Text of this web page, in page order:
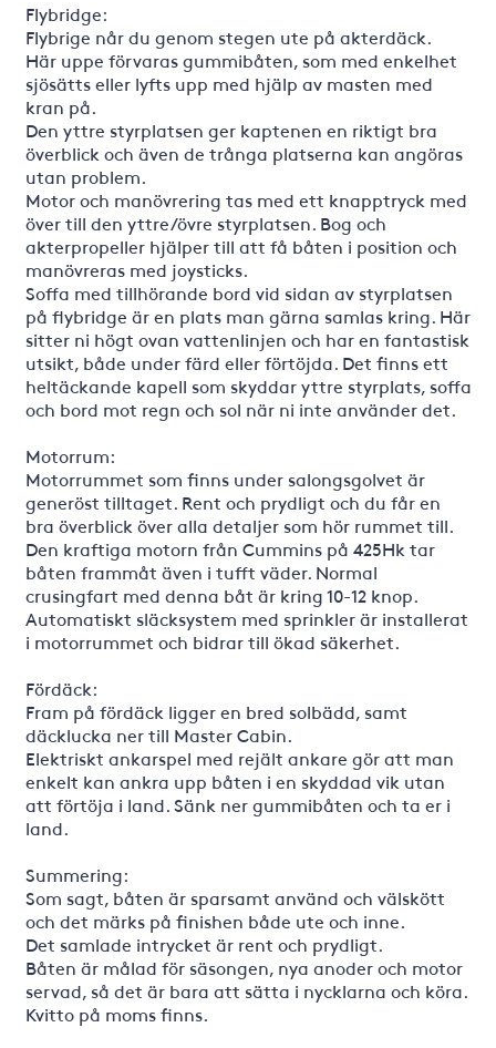
Flybridge:
Flybrige når du genom stegen ute på akterdäck.
Här uppe förvaras gummibåten, som med enkelhet
sjösätts eller lyfts upp med hjälp av masten med
kran på.
Den yttre styrplatsen ger kaptenen en riktigt bra
överblick och även de trånga platserna kan angöras
utan problem.
Motor och manövrering tas med ett knapptryck med
över till den yttre/övre styrplatsen. Bog och
akterpropeller hjälper till att få båten i position och
manövreras med joysticks.
Soffa med tillhörande bord vid sidan av styrplatsen
på flybridge är en plats man gärna samlas kring. Här
sitter ni högt ovan vattenlinjen och har en fantastisk
utsikt, både under färd eller förtöjda. Det finns ett
heltäckande kapell som skyddar yttre styrplats, soffa
och bord mot regn och sol när ni inte använder det.
Motorrum:
Motorrummet som finns under salongsgolvet är
generöst tilltaget. Rent och prydligt och du får en
bra överblick över alla detaljer som hör rummet till.
Den kraftiga motorn från Cummins på 425Hk tar
båten frammåt även i tufft väder. Normal
crusingfart med denna båt är kring 10-12 knop.
Automatiskt släcksystem med sprinkler är installerat
i motorrummet och bidrar till ökad säkerhet.
Fördäck:
Fram på fördäck ligger en bred solbädd, samt
däcklucka ner till Master Cabin.
Elektriskt ankarspel med rejält ankare gör att man
enkelt kan ankra upp båten i en skyddad vik utan
att förtöja i land. Sänk ner gummibåten och ta er i
land.
Summering:
Som sagt, båten är sparsamt använd och välskött
och det märks på finishen både ute och inne.
Det samlade intrycket är rent och prydligt.
Båten är målad för säsongen, nya anoder och motor
servad, så det är bara att sätta i nycklarna och köra.
Kvitto på moms finns.